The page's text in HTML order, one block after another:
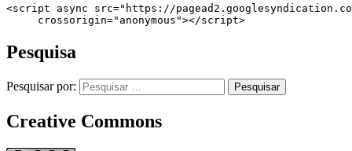
<script async src="https://
     crossorigin="anonymous"></script>
Pesquisa
Pesquisar por:
Creative Commons